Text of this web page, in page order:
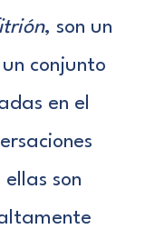
, son un
conjunto
en el
son